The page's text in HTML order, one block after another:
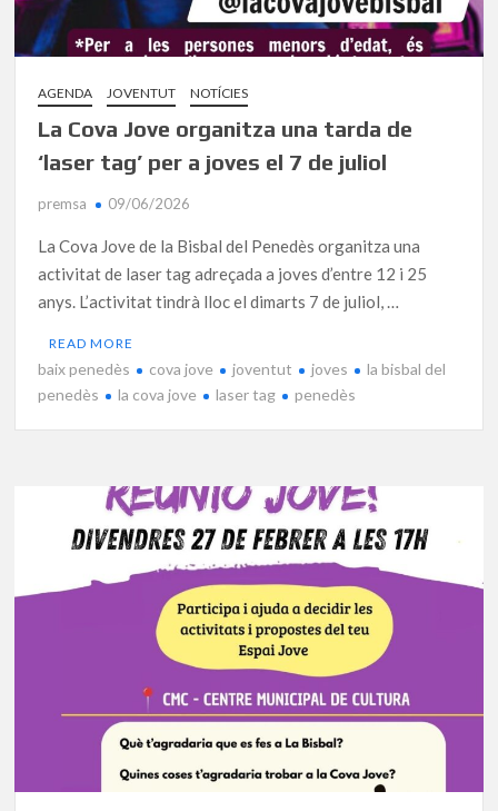
AGENDA JOVENTUT NOTÍCIES
La Cova Jove organitza una tarda de
‘laser tag’ per a joves el 7 de juliol
premsa 09/06/2026
La Cova Jove de la Bisbal del Penedès organitza una
activitat de laser tag adreçada a joves d’entre 12 i 25
anys. L’activitat tindrà lloc el dimarts 7 de juliol, …
READ MORE
baix penedès cova jove joventut joves
la bisbal del
penedès
la cova jove laser tag penedès